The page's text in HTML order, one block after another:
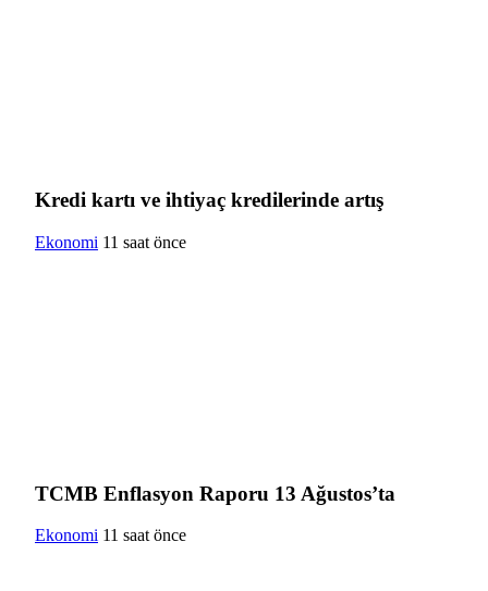
Kredi kartı ve ihtiyaç kredilerinde artış
Ekonomi 11 saat önce
TCMB Enflasyon Raporu 13 Ağustos’ta
Ekonomi 11 saat önce